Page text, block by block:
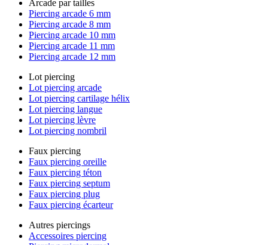
Arcade par tailles
Piercing arcade 6 mm
Piercing arcade 8 mm
Piercing arcade 10 mm
Piercing arcade 11 mm
Piercing arcade 12 mm
Lot piercing
Lot piercing arcade
Lot piercing cartilage hélix
Lot piercing langue
Lot piercing lèvre
Lot piercing nombril
Faux piercing
Faux piercing oreille
Faux piercing téton
Faux piercing septum
Faux piercing plug
Faux piercing écarteur
Autres piercings
Accessoires piercing